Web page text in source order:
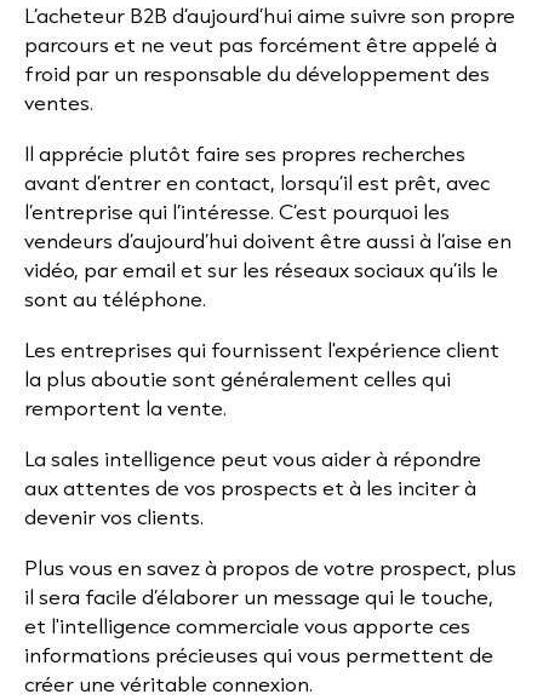
L’acheteur B2B d’aujourd’hui aime suivre son propre
parcours et ne veut pas forcément être appelé à
froid par un responsable du développement des
ventes.
Il apprécie plutôt faire ses propres recherches
avant d’entrer en contact, lorsqu’il est prêt, avec
l’entreprise qui l’intéresse. C’est pourquoi les
vendeurs d’aujourd’hui doivent être aussi à l’aise en
vidéo, par email et sur les réseaux sociaux qu’ils le
sont au téléphone.
Les entreprises qui fournissent l'expérience client
la plus aboutie sont généralement celles qui
remportent la vente.
La sales intelligence peut vous aider à répondre
aux attentes de vos prospects et à les inciter à
devenir vos clients.
Plus vous en savez à propos de votre prospect, plus
il sera facile d’élaborer un message qui le touche,
et l'intelligence commerciale vous apporte ces
informations précieuses qui vous permettent de
créer une véritable connexion.